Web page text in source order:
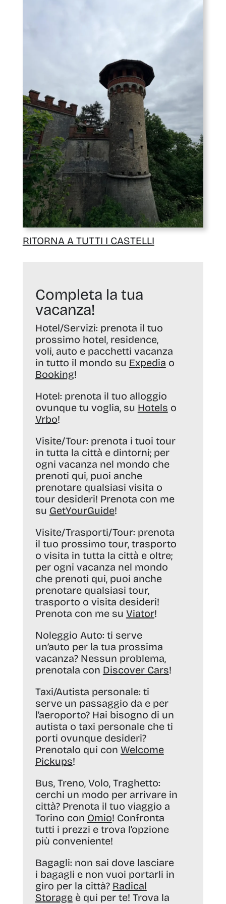
RITORNA A TUTTI I CASTELLI
Completa la tua
vacanza!
Hotel/Servizi: prenota il tuo
prossimo hotel, residence,
voli, auto e pacchetti vacanza
in tutto il mondo su Expedia o
Booking!
Hotel: prenota il tuo alloggio
ovunque tu voglia, su Hotels o
Vrbo!
Visite/Tour: prenota i tuoi tour
in tutta la città e dintorni; per
ogni vacanza nel mondo che
prenoti qui, puoi anche
prenotare qualsiasi visita o
tour desideri! Prenota con me
su GetYourGuide!
Visite/Trasporti/Tour: prenota
il tuo prossimo tour, trasporto
o visita in tutta la città e oltre;
per ogni vacanza nel mondo
che prenoti qui, puoi anche
prenotare qualsiasi tour,
trasporto o visita desideri!
Prenota con me su Viator!
Noleggio Auto: ti serve
un’auto per la tua prossima
vacanza? Nessun problema,
prenotala con Discover Cars!
Taxi/Autista personale: ti
serve un passaggio da e per
l’aeroporto? Hai bisogno di un
autista o taxi personale che ti
porti ovunque desideri?
Prenotalo qui con Welcome
Pickups!
Bus, Treno, Volo, Traghetto:
cerchi un modo per arrivare in
città? Prenota il tuo viaggio a
Torino con Omio! Confronta
tutti i prezzi e trova l’opzione
più conveniente!
Bagagli: non sai dove lasciare
i bagagli e non vuoi portarli in
giro per la città? Radical
Storageè qui per te! Trova la